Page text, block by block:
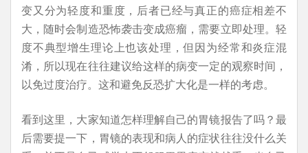
变又分为轻度和重度，后者已经与真正的癌症相差不
大，随时会制造恐怖袭击变成癌瘤，需要立即处理。轻
度不典型增生理论上也该处理，但因为经常和炎症混
淆，所以现在往往建议给这样的病变一定的观察时间，
以免过度治疗。这和避免反恐扩大化是一样的考虑。
看到这里，大家知道怎样理解自己的胃镜报告了吗？最
后需要提一下，胃镜的表现和病人的症状往往没什么关